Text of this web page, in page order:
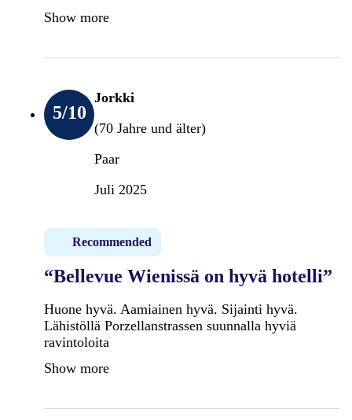
Show more
5/10
Jorkki
(70 Jahre und älter)
Paar
Juli 2025
Recommended
“Bellevue Wienissä on hyvä hotelli”
Huone hyvä. Aamiainen hyvä. Sijainti hyvä.
Lähistöllä Porzellanstrassen suunnalla hyviä
ravintoloita
Show more